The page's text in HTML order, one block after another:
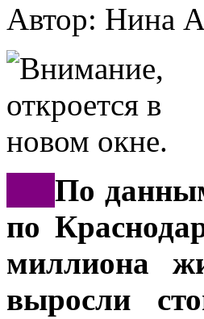
Автор: Нина
По
по
миллиона
выросли